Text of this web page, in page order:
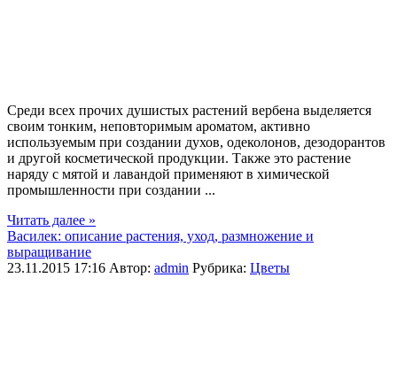
Среди всех прочих душистых растений вербена выделяется
своим тонким, неповторимым ароматом, активно
используемым при создании духов, одеколонов, дезодорантов
и другой косметической продукции. Также это растение
наряду с мятой и лавандой применяют в химической
промышленности при создании ...
Читать далее »
Василек: описание растения, уход, размножение и
выращивание
23.11.2015 17:16 Автор: admin Рубрика: Цветы